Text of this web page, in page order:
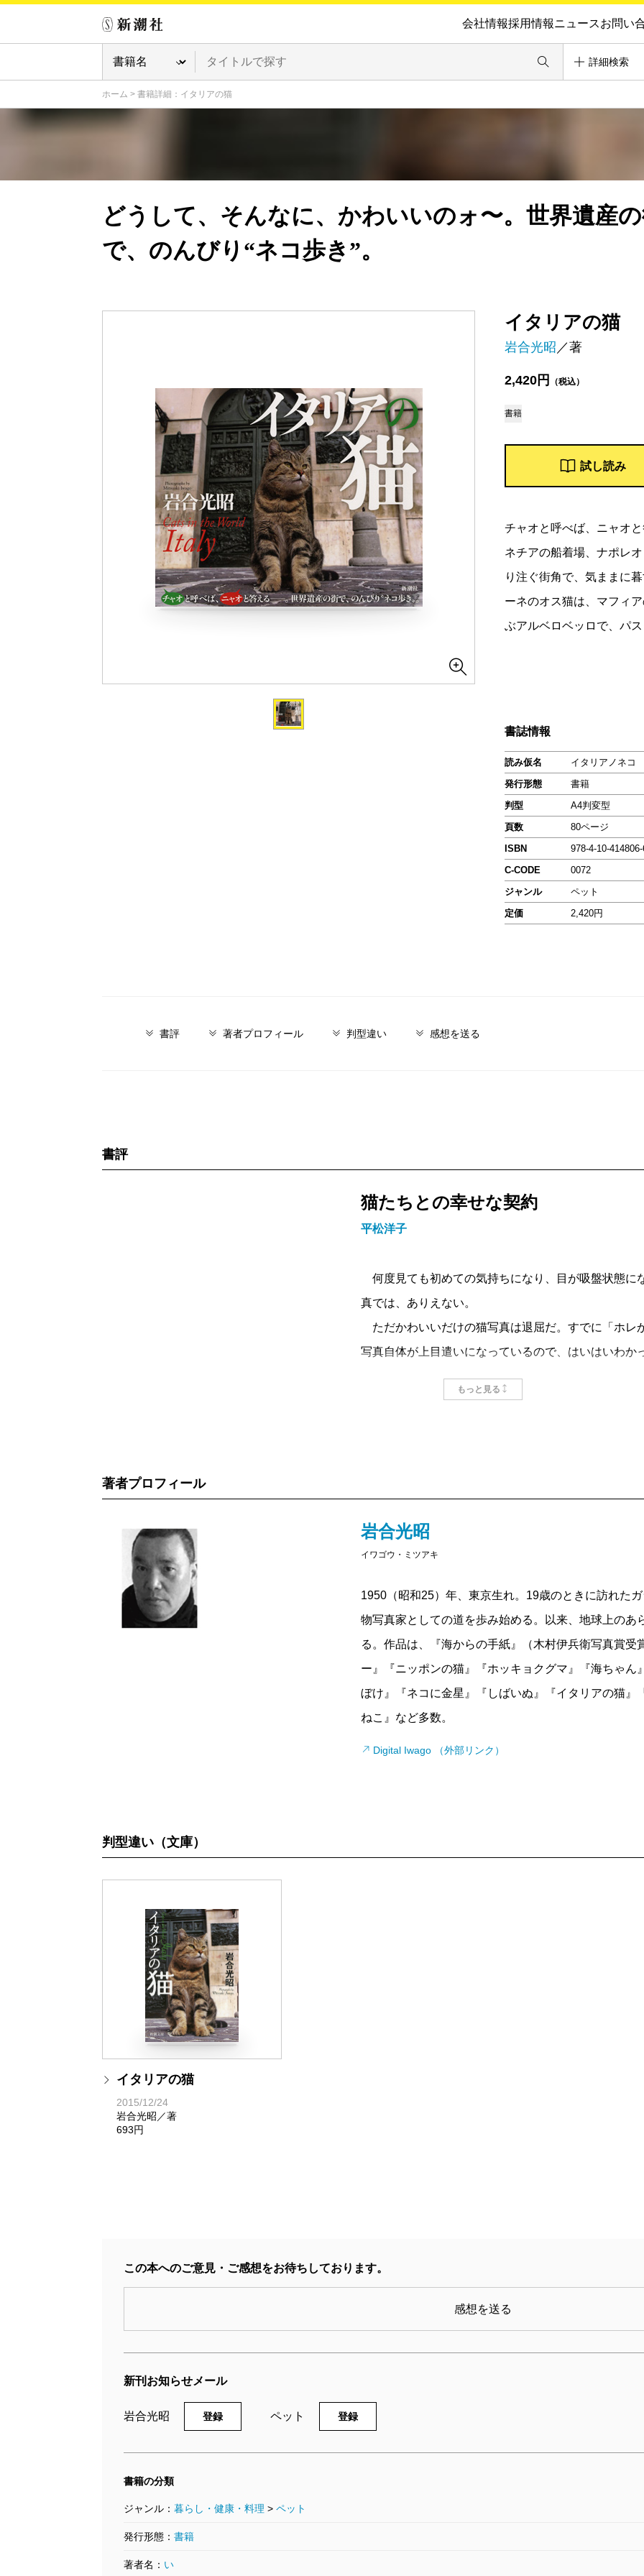
会社情報採用情報ニュースお問い
詳細検索
ホーム > 書籍詳細：イタリアの猫
イタリアの猫
岩合光昭 ／著
2,420円 （税込）
書籍
試し読み
どうして、そんなに、かわいいのォ〜。世界遺産
で、のんびり“ネコ歩き”。
チャオと呼べば、ニャオ
ネチアの船着場、ナポレ
り注ぐ街角で、気ままに
ーネのオス猫は、マフィ
ぶアルベロベッロで、パ
書誌情報
読み仮名
イタリアノネコ
発行形態
書籍
判型
A4判変型
頁数
80ページ
ISBN
978-4-10-
C-CODE
0072
ジャンル
ペット
定価
2,420円
書評 著者プロフィール 判型違い 感想を送る
書評
猫たちとの幸せな契約
平松洋子
何度見ても初めての気持ちになり、目が吸盤状態に
真では、ありえない。
ただかわいいだけの猫写真は退屈だ。すでに「ホレ
写真自体が上目遣いになっているので、はいはいわか
てしまう。かわいいという区分領域は存外に危険で
の猫の写真には、そういう要素がまったくない（も
とはいえ、びっくりしているだけでは決して撮れな
ことのあるひとなら、一種とくべつな困難さを熟知
写真のなかにいるのは視線を縄抜けしたあとの姿。
ばかり、たちまち巧みに像をずらして実体を消してし
だから、いっそう岩合さんの猫に魅せられる。いっ
を捉えられるのか。猫はちょっとくやしいかもしれ
を掴まえさせないのが猫だから。
『イタリアの猫』には、その奇跡があちこちにちり
州、トスカーナ州、ヴェネト州……イタリア各地の陽
会でも語りぐさになっていることだろう。
もっと見る
著者プロフィール
岩合光昭
イワゴウ・ミツアキ
1950（昭和25）年、東京生れ。19歳のときに訪れた
物写真家としての道を歩み始める。以来、地球上のあ
る。作品は、『海からの手紙』（木村伊兵衛写真賞
ー』『ニッポンの猫』『ホッキョクグマ』『海ちゃ
ぼけ』『ネコに金星』『しばいぬ』『イタリアの猫』
ねこ』など多数。
Digital Iwago （外部リンク）
判型違い（文庫）
イタリアの猫
2015/12/24
岩合光昭／著
693円
この本へのご意見・ご感想をお待ちしております。
感想を送る
新刊お知らせメール
岩合光昭 登録 ペット 登録
書籍の分類
ジャンル： 暮らし・健康・料理 > ペット
発行形態： 書籍
著者名： い